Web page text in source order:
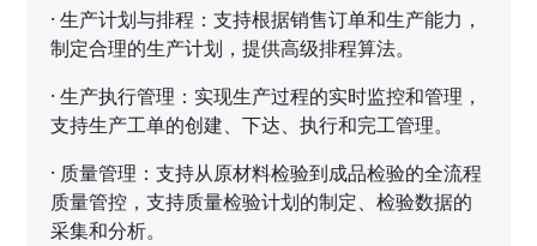
·生产计划与排程：支持根据销售订单和生产能力，
制定合理的生产计划，提供高级排程算法。
·生产执行管理：实现生产过程的实时监控和管理，
支持生产工单的创建、下达、执行和完工管理。
· 质量管理：支持从原材料检验到成品检验的全流程
质量管控，支持质量检验计划的制定、检验数据的
采集和分析。